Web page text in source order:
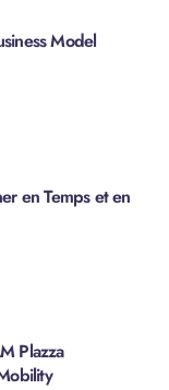
Model
en Temps et en
Plazza